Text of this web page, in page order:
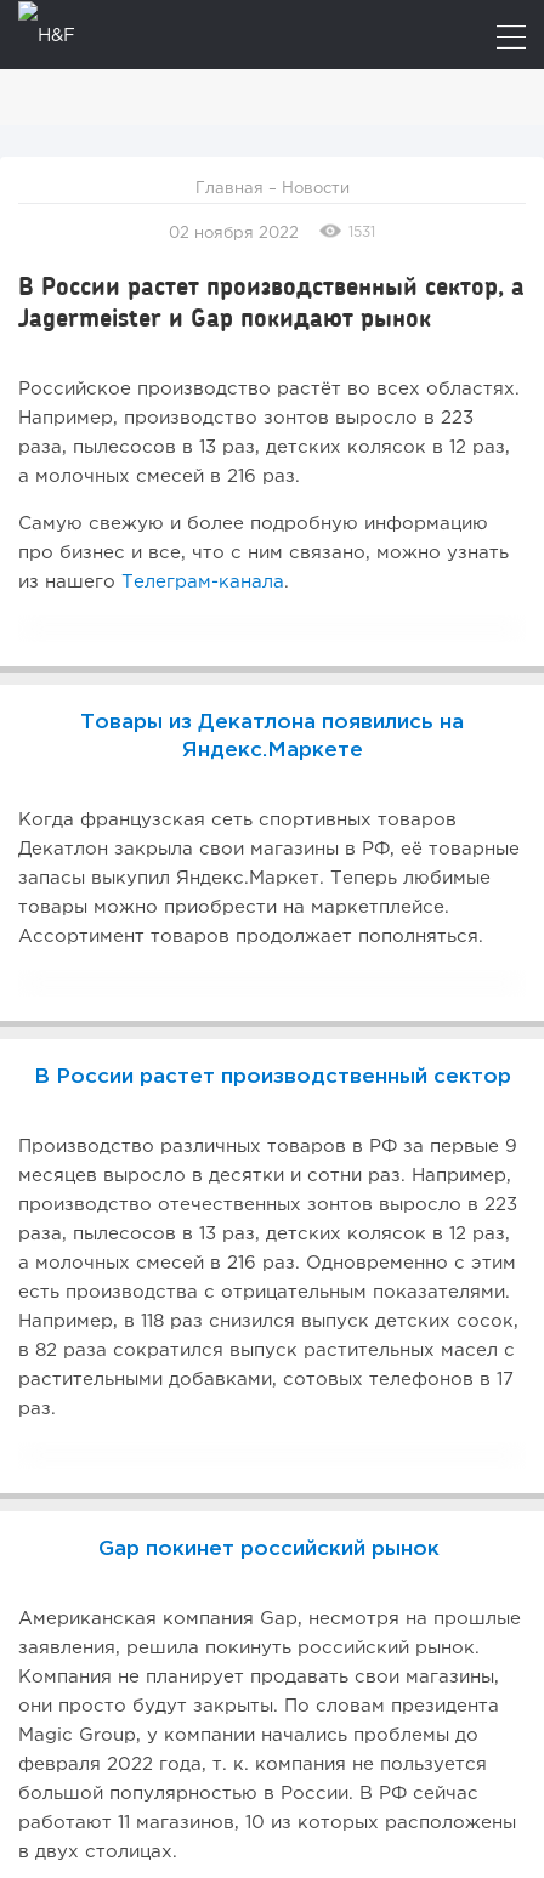
Главная – Новости
02 ноября 2022 1531
В России растет производственный сектор, а
Jagermeister и Gap покидают рынок
Российское производство растёт во всех областях.
Например, производство зонтов выросло в 223
раза, пылесосов в 13 раз, детских колясок в 12 раз,
а молочных смесей в 216 раз.
Самую свежую и более подробную информацию
про бизнес и все, что с ним связано, можно узнать
из нашего
Телеграм-канала.
Товары из Декатлона появились на
Яндекс.Маркете
Когда французская сеть спортивных товаров
Декатлон закрыла свои магазины в РФ, её товарные
запасы выкупил Яндекс.Маркет. Теперь любимые
товары можно приобрести на маркетплейсе.
Ассортимент товаров продолжает пополняться.
В России растет производственный сектор
Производство различных товаров в РФ за первые 9
месяцев выросло в десятки и сотни раз. Например,
производство отечественных зонтов выросло в 223
раза, пылесосов в 13 раз, детских колясок в 12 раз,
а молочных смесей в 216 раз. Одновременно с этим
есть производства с отрицательным показателями.
Например, в 118 раз снизился выпуск детских сосок,
в 82 раза сократился выпуск растительных масел с
растительными добавками, сотовых телефонов в 17
раз.
Gap покинет российский рынок
Американская компания Gap, несмотря на прошлые
заявления, решила покинуть российский рынок.
Компания не планирует продавать свои магазины,
они просто будут закрыты. По словам президента
Magic Group, у компании начались проблемы до
февраля 2022 года, т. к. компания не пользуется
большой популярностью в России. В РФ сейчас
работают 11 магазинов, 10 из которых расположены
в двух столицах.